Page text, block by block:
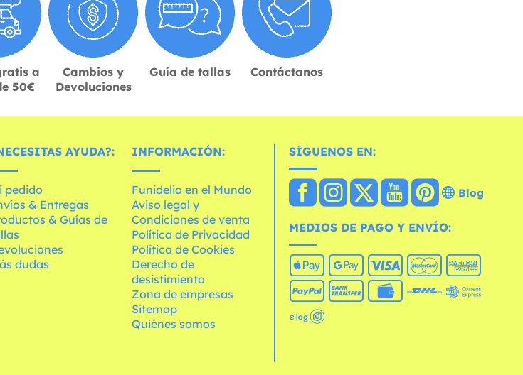
a
50€
Cambios y
Devoluciones
Guía de tallas Contáctanos
AYUDA?:
pedido
& Entregas
& Guías de
dudas
INFORMACIÓN:
Funidelia en el Mundo
Aviso legal y
Condiciones de venta
Política de Privacidad
Política de Cookies
Derecho de
desistimiento
Zona de empresas
Sitemap
Quiénes somos
SÍGUENOS EN:
Blog
MEDIOS DE PAGO Y ENVÍO: